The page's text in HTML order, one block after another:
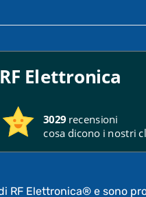
RF Elettronica
3029 recensioni
cosa dicono i nostri
RF Elettronica® e sono